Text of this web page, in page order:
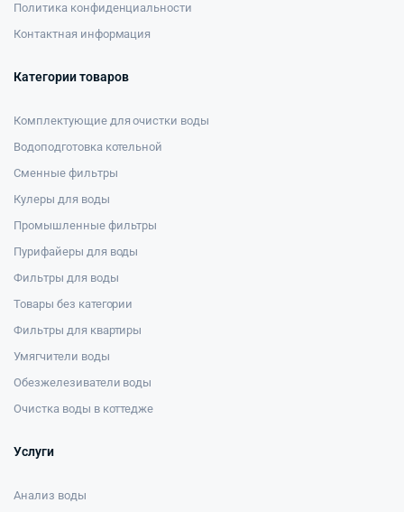
Политика конфиденциальности
Контактная информация
Категории товаров
Комплектующие для очистки воды
Водоподготовка котельной
Сменные фильтры
Кулеры для воды
Промышленные фильтры
Пурифайеры для воды
Фильтры для воды
Товары без категории
Фильтры для квартиры
Умягчители воды
Обезжелезиватели воды
Очистка воды в коттедже
Услуги
Анализ воды